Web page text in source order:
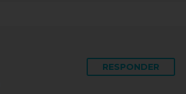
RESPONDER